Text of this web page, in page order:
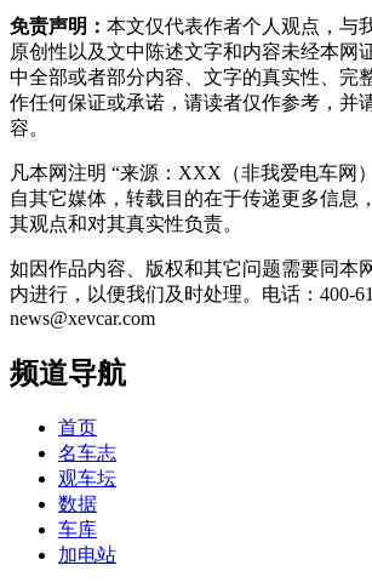
免责声明： 本文仅代表作者个人观点，与
原创性以及文中陈述文字和内容未经本网
中全部或者部分内容、文字的真实性、完
作任何保证或承诺，请读者仅作参考，并
容。
凡本网注明 “来源：XXX（非我爱电车网
自其它媒体，转载目的在于传递更多信息
其观点和对其真实性负责。
如因作品内容、版权和其它问题需要同本
内进行，以便我们及时处理。电话：400-
news@xevcar.com
频道导航
首页
名车志
观车坛
数据
车库
加电站